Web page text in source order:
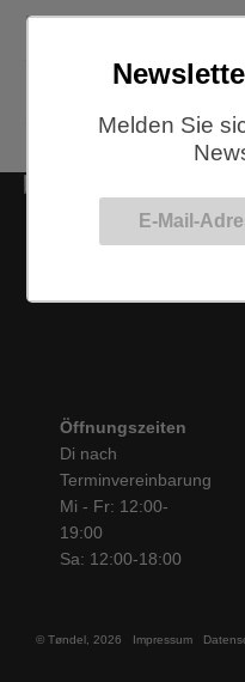
Öffnungszeiten
Di nach
Terminvereinbarung
Mi - Fr: 12:00-
19:00
Sa: 12:00-18:00
© Tøndel, 2026 Impressum
Melden Sie